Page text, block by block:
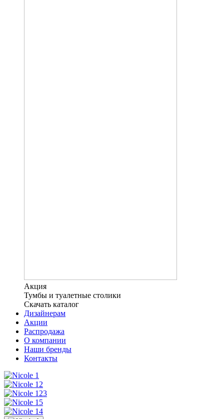
Акция
Тумбы и туалетные столики
Скачать каталог
Дизайнерам
Акции
Распродажа
О компании
Наши бренды
Контакты